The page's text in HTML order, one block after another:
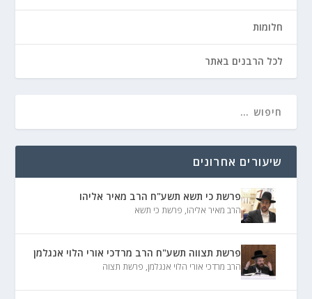
חלומות
לכל הרבנים באתר
שיעורים אחרונים
פרשת כי תשא תשע"ח הרב מאיר אליהו
הרב מאיר אליהו, פרשת כי תשא
פרשת תצווה תשע"ח הרב מרדכי אורי הלוי אנגלמן
הרב מרדכי אורי הלוי אנגלמן, פרשת תצוה